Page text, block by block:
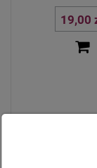
19,00